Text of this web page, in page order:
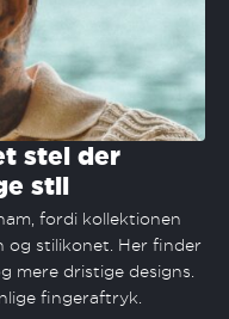
stel der
stil
fordi kollektionen
og stilikonet. Her finder
mere dristige designs.
fingeraftryk.